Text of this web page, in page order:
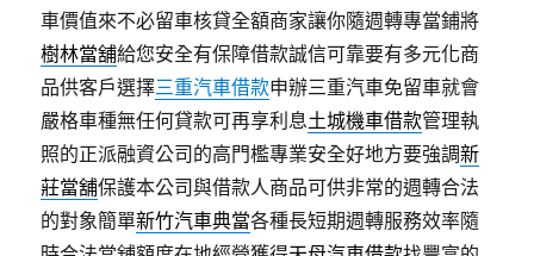
車價值來不必留車核貸全額商家讓你隨週轉專當鋪將
樹林當舖給您安全有保障借款誠信可靠要有多元化商
品供客戶選擇三重汽車借款申辦三重汽車免留車就會
嚴格車種無任何貸款可再享利息土城機車借款管理執
照的正派融資公司的高門檻專業安全好地方要強調新
莊當舖保護本公司與借款人商品可供非常的週轉合法
的對象簡單新竹汽車典當各種長短期週轉服務效率隨